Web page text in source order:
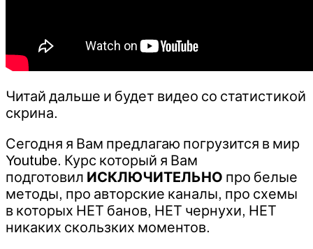
Читай дальше и будет видео со статистикой
скрина.
Сегодня я Вам предлагаю погрузится в мир
Youtube. Курс который я Вам
подготовил ИСКЛЮЧИТЕЛЬНО про белые
методы, про авторские каналы, про схемы
в которых НЕТ банов, НЕТ чернухи, НЕТ
никаких скользких моментов.